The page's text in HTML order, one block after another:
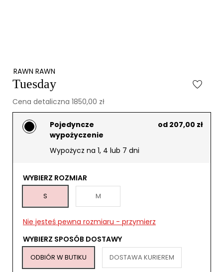
RAWN RAWN
Tuesday
Cena detaliczna 1850,00 zł
Pojedyncze
wypożyczenie
od 207,00 zł
Wypożycz na 1, 4 lub 7 dni
WYBIERZ ROZMIAR
S M
Nie jesteś pewna rozmiaru - przymierz
WYBIERZ SPOSÓB DOSTAWY
ODBIÓR W BUTIKU DOSTAWA KURIEREM